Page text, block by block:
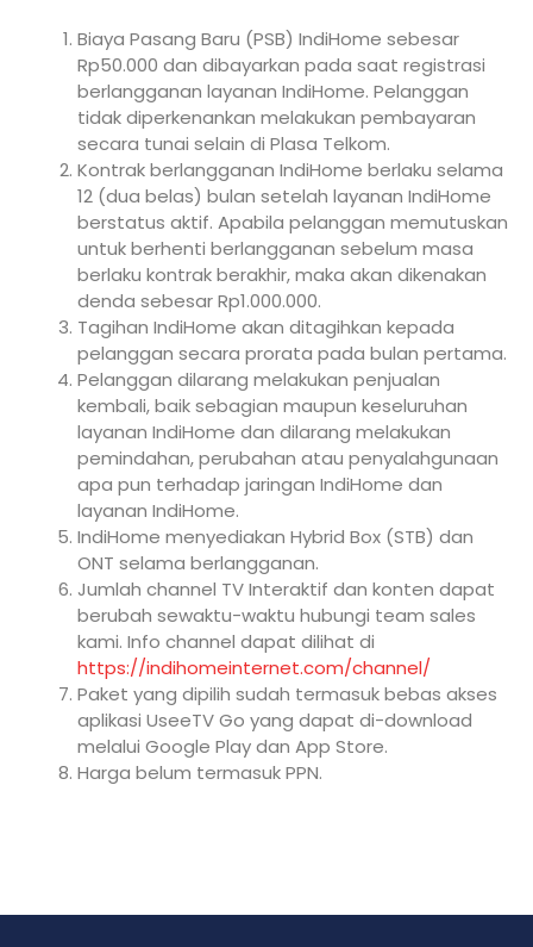
Biaya Pasang Baru (PSB) IndiHome sebesar
Rp50.000 dan dibayarkan pada saat registrasi
berlangganan layanan IndiHome. Pelanggan
tidak diperkenankan melakukan pembayaran
secara tunai selain di Plasa Telkom.
Kontrak berlangganan IndiHome berlaku selama
12 (dua belas) bulan setelah layanan IndiHome
berstatus aktif. Apabila pelanggan memutuskan
untuk berhenti berlangganan sebelum masa
berlaku kontrak berakhir, maka akan dikenakan
denda sebesar Rp1.000.000.
Tagihan IndiHome akan ditagihkan kepada
pelanggan secara prorata pada bulan pertama.
Pelanggan dilarang melakukan penjualan
kembali, baik sebagian maupun keseluruhan
layanan IndiHome dan dilarang melakukan
pemindahan, perubahan atau penyalahgunaan
apa pun terhadap jaringan IndiHome dan
layanan IndiHome.
IndiHome menyediakan Hybrid Box (STB) dan
ONT selama berlangganan.
Jumlah channel TV Interaktif dan konten dapat
berubah sewaktu-waktu hubungi team sales
kami. Info channel dapat dilihat di
https://indihomeinternet.com/channel/
Paket yang dipilih sudah termasuk bebas akses
aplikasi UseeTV Go yang dapat di-download
melalui Google Play dan App Store.
Harga belum termasuk PPN.